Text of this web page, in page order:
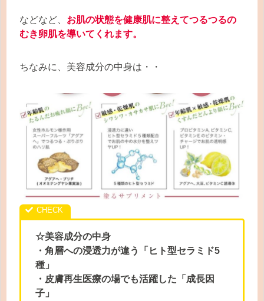
などなど、 お肌の状態を健康肌に整えてつるつるの
むき卵肌を導いてくれます。
ちなみに、美容成分の中身は・・
☆美容成分の中身
・角層への浸透力が違う「ヒト型セラミド5
種」
・皮膚再生医療の場でも活躍した「成長因
子」